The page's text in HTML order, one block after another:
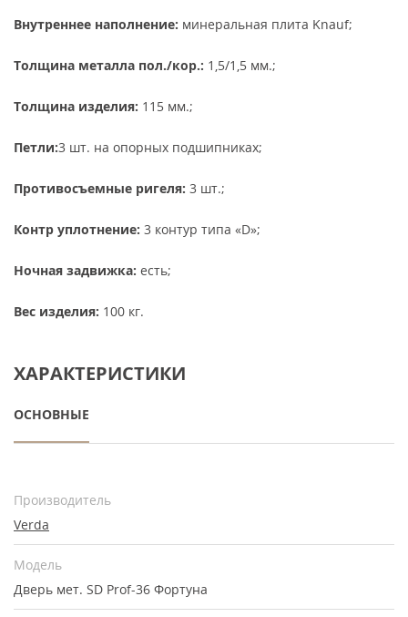
Внутреннее наполнение: минеральная плита Knauf;
Толщина металла пол./кор.: 1,5/1,5 мм.;
Толщина изделия: 115 мм.;
Петли:3 шт. на опорных подшипниках;
Противосъемные ригеля: 3 шт.;
Контр уплотнение: 3 контур типа «D»;
Ночная задвижка: есть;
Вес изделия: 100 кг.
ХАРАКТЕРИСТИКИ
ОСНОВНЫЕ
Производитель
Verda
Модель
Дверь мет. SD Prof-36 Фортуна